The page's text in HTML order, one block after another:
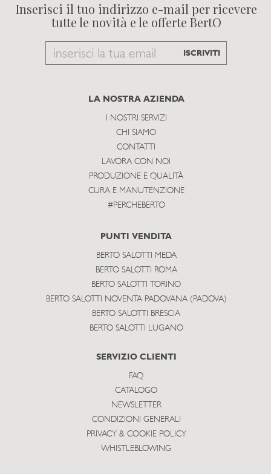
Inserisci il tuo indirizzo e-mail per ricevere
tutte le novità e le offerte BertO
Email
subscribe
ISCRIVITI
LA NOSTRA AZIENDA
I NOSTRI SERVIZI
CHI SIAMO
CONTATTI
LAVORA CON NOI
PRODUZIONE E QUALITÀ
CURA E MANUTENZIONE
#PERCHEBERTO
PUNTI VENDITA
BERTO SALOTTI MEDA
BERTO SALOTTI ROMA
BERTO SALOTTI TORINO
BERTO SALOTTI NOVENTA PADOVANA (PADOVA)
BERTO SALOTTI BRESCIA
BERTO SALOTTI LUGANO
SERVIZIO CLIENTI
FAQ
CATALOGO
NEWSLETTER
CONDIZIONI GENERALI
PRIVACY & COOKIE POLICY
WHISTLEBLOWING